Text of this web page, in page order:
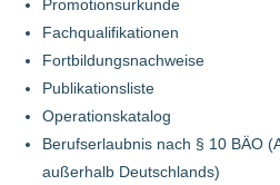
Promotionsurkunde
Fachqualifikationen
Fortbildungsnachweise
Publikationsliste
Operationskatalog
Berufserlaubnis nach § 10 BÄO
außerhalb Deutschlands)